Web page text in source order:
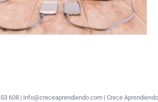
608 | info@creceaprendiendo.com | Crece